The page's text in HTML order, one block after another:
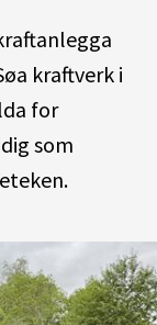
kraftverk i
for
som